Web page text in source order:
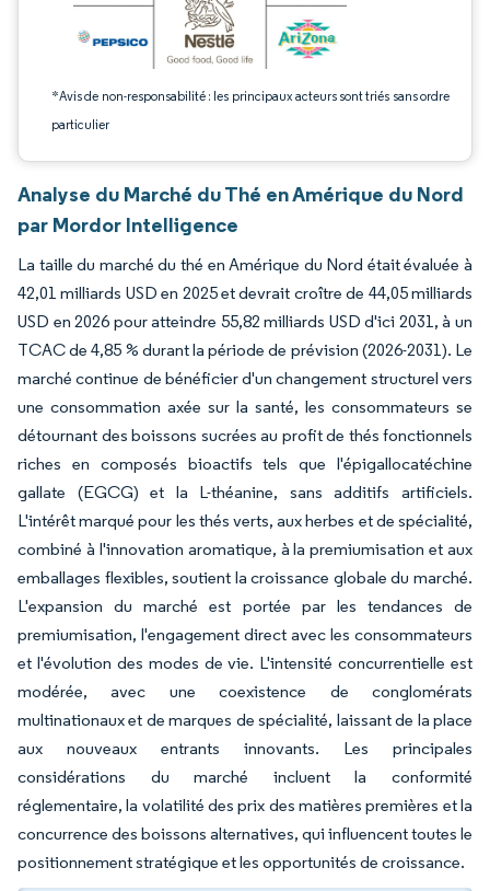
*Avis de non-responsabilité : les principaux acteurs sont triés sans ordre
particulier
Analyse du Marché du Thé en Amérique du Nord
par Mordor Intelligence
La taille du marché du thé en Amérique du Nord était évaluée à
42,01 milliards USD en 2025 et devrait croître de 44,05 milliards
USD en 2026 pour atteindre 55,82 milliards USD d'ici 2031, à un
TCAC de 4,85 % durant la période de prévision (2026-2031). Le
marché continue de bénéficier d'un changement structurel vers
une consommation axée sur la santé, les consommateurs se
détournant des boissons sucrées au profit de thés fonctionnels
riches en composés bioactifs tels que l'épigallocatéchine
gallate (EGCG) et la L-théanine, sans additifs artificiels.
L'intérêt marqué pour les thés verts, aux herbes et de spécialité,
combiné à l'innovation aromatique, à la premiumisation et aux
emballages flexibles, soutient la croissance globale du marché.
L'expansion du marché est portée par les tendances de
premiumisation, l'engagement direct avec les consommateurs
et l'évolution des modes de vie. L'intensité concurrentielle est
modérée, avec une coexistence de conglomérats
multinationaux et de marques de spécialité, laissant de la place
aux nouveaux entrants innovants. Les principales
considérations du marché incluent la conformité
réglementaire, la volatilité des prix des matières premières et la
concurrence des boissons alternatives, qui influencent toutes le
positionnement stratégique et les opportunités de croissance.